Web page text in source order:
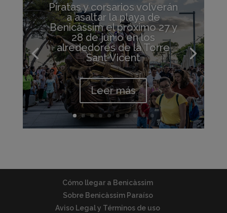
Piratas y corsarios volverán
a asaltar la playa de
Benicàssim el próximo 27 y
28 de junio en los
alrededores de la Torre
Sant Vicent
Leer más
Cómo llegar a Benicàssim
Sobre Benicàssim Paraíso
Aviso Legal y Términos de uso